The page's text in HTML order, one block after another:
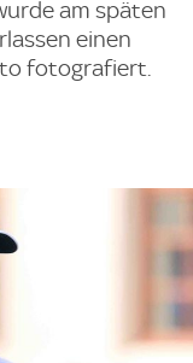
am späten
einen
fotografiert.